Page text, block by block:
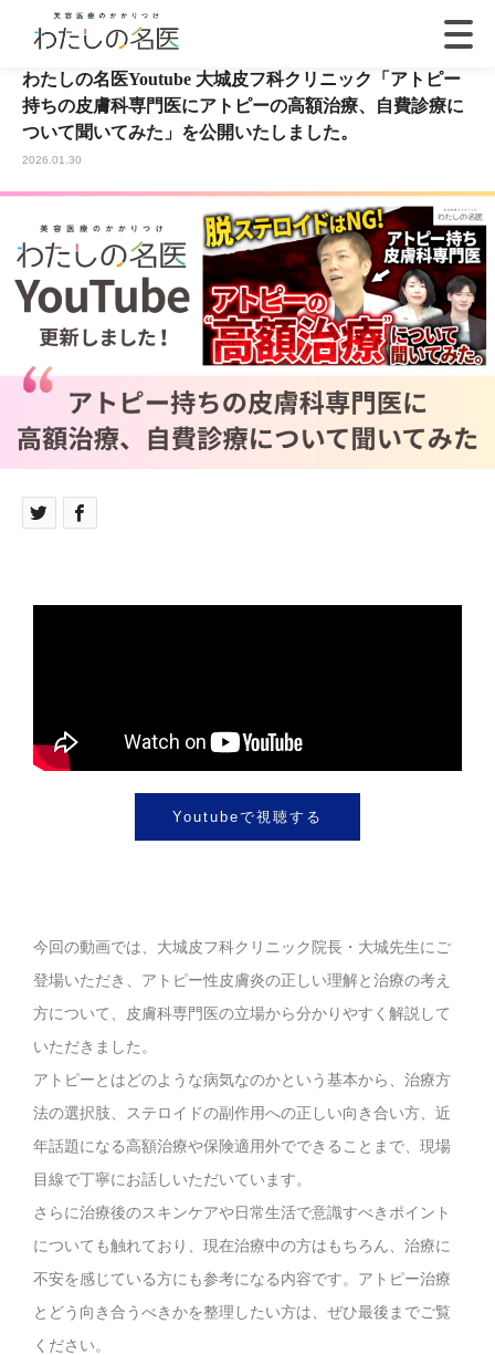
わたしの名医Youtube 大城皮フ科クリニック「アトピー
持ちの皮膚科専門医にアトピーの高額治療、自費診療に
ついて聞いてみた」を公開いたしました。
2026.01.30
Youtubeで視聴する
今回の動画では、大城皮フ科クリニック院長・大城先生にご
登場いただき、アトピー性皮膚炎の正しい理解と治療の考え
方について、皮膚科専門医の立場から分かりやすく解説して
いただきました。
アトピーとはどのような病気なのかという基本から、治療方
法の選択肢、ステロイドの副作用への正しい向き合い方、近
年話題になる高額治療や保険適用外でできることまで、現場
目線で丁寧にお話しいただいています。
さらに治療後のスキンケアや日常生活で意識すべきポイント
についても触れており、現在治療中の方はもちろん、治療に
不安を感じている方にも参考になる内容です。アトピー治療
とどう向き合うべきかを整理したい方は、ぜひ最後までご覧
ください。